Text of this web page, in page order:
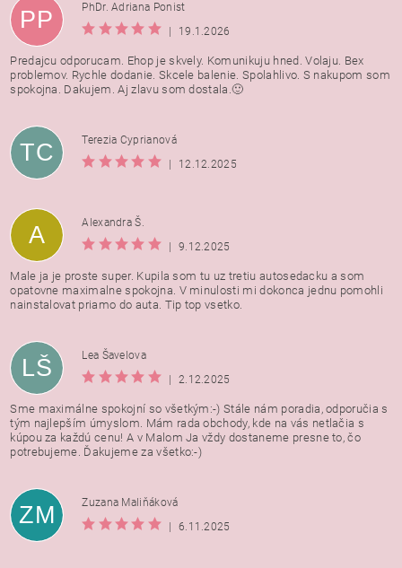
PP
PhDr. Adriana Ponist
|
19.1.2026
Predajcu odporucam. Ehop je skvely. Komunikuju hned. Volaju. Bex
problemov. Rychle dodanie. Skcele balenie. Spolahlivo. S nakupom som
spokojna. Dakujem. Aj zlavu som dostala.🙂
TC
Terezia Cyprianová
|
12.12.2025
A
Alexandra Š.
|
9.12.2025
Male ja je proste super. Kupila som tu uz tretiu autosedacku a som
opatovne maximalne spokojna. V minulosti mi dokonca jednu pomohli
nainstalovat priamo do auta. Tip top vsetko.
LŠ
Lea Šavelova
|
2.12.2025
Sme maximálne spokojní so všetkým:-) Stále nám poradia, odporučia s
tým najlepším úmyslom. Mám rada obchody, kde na vás netlačia s
kúpou za každú cenu! A v Malom Ja vždy dostaneme presne to, čo
potrebujeme. Ďakujeme za všetko:-)
ZM
Zuzana Maliňáková
|
6.11.2025